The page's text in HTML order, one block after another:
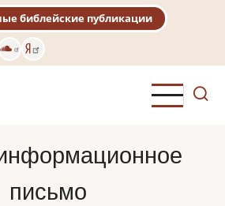
библейские публикации
письмо